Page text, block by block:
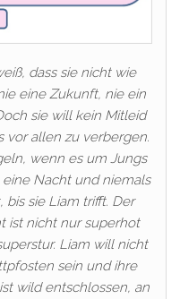
dass sie nicht wie
eine Zukunft, nie ein
sie will kein Mitleid
vor allen zu verbergen.
wenn es um Jungs
Nacht und niemals
bis sie Liam trifft. Der
ist nicht nur superhot
Liam will nicht
sein und ihre
wild entschlossen, an